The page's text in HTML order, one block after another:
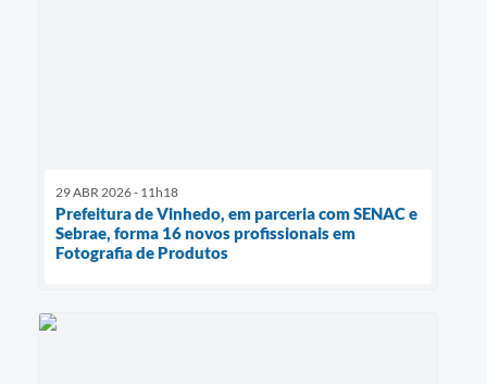
29 ABR 2026 - 11h18
Prefeitura de Vinhedo, em parceria com SENAC e
Sebrae, forma 16 novos profissionais em
Fotografia de Produtos